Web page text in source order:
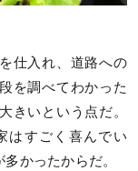
仕入れ、道路への
を調べてわかった
きいという点だ。
はすごく喜んでい
かったからだ。